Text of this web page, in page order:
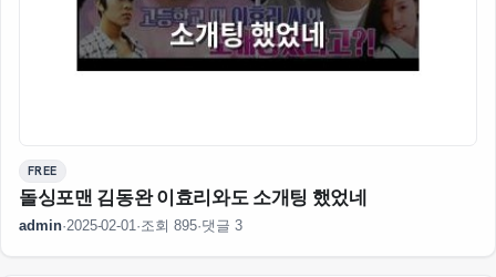
FREE
돌싱포맨 김동완 이효리와도 소개팅 했었네
admin·2025-02-01·조회 895·댓글 3